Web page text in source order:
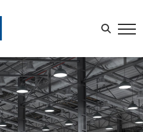
Sök efter: